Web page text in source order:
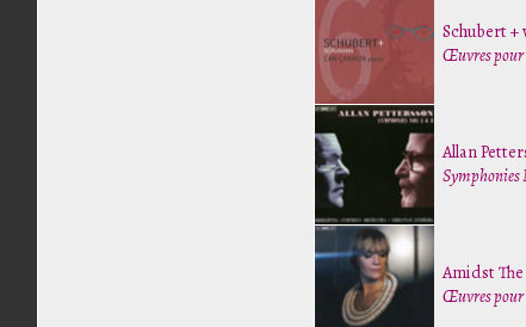
Schubert +
Œuvres pour
Allan
Symphonies
Amidst The
Œuvres pour